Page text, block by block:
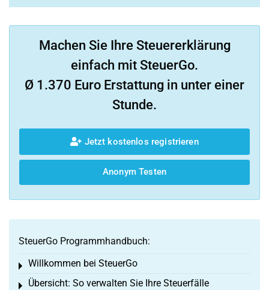
Machen Sie Ihre Steuererklärung
einfach mit SteuerGo.
Ø 1.370 Euro Erstattung in unter einer
Stunde.
Jetzt kostenlos registrieren
Anonym Testen
SteuerGo Programmhandbuch:
Willkommen bei SteuerGo
Toggle menu
Übersicht: So verwalten Sie Ihre Steuerfälle
Toggle menu